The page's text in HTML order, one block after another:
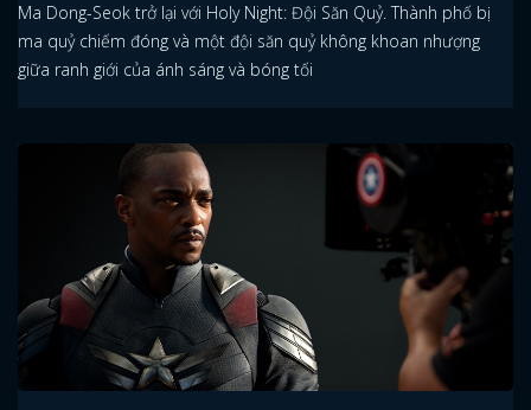
Ma Dong-Seok trở lại với Holy Night: Đội Săn Quỷ. Thành phố bị
ma quỷ chiếm đóng và một đội săn quỷ không khoan nhượng
giữa ranh giới của ánh sáng và bóng tối